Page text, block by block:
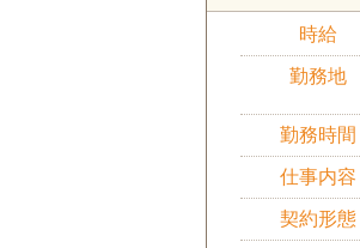
時給
勤務地
勤務時間
仕事内容
契約形態